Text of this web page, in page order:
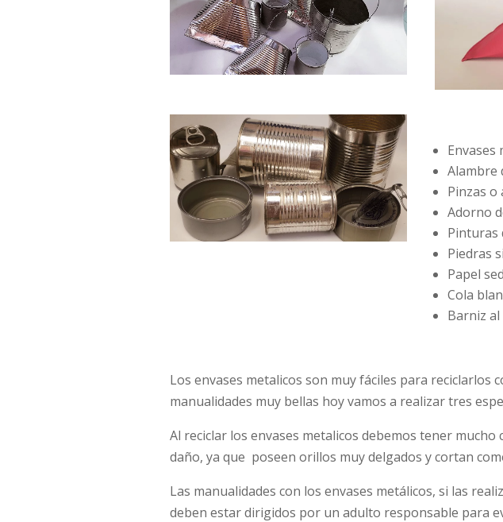
Envases
Alambre
Pinzas o
Adorno
Pinturas
Piedras
Papel
Cola
Barniz
Los envases metalicos son muy fáciles para reciclarlos
manualidades muy bellas hoy vamos a realizar tres
Al reciclar los envases metalicos debemos tener mucho
daño, ya que poseen orillos muy delgados y cortan
Las manualidades con los envases metálicos, si las
deben estar dirigidos por un adulto responsable para